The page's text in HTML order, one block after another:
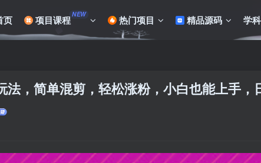
页 项目课程NEW 热门项目 精品源码 学
法，简单混剪，轻松涨粉，小白也能上手，